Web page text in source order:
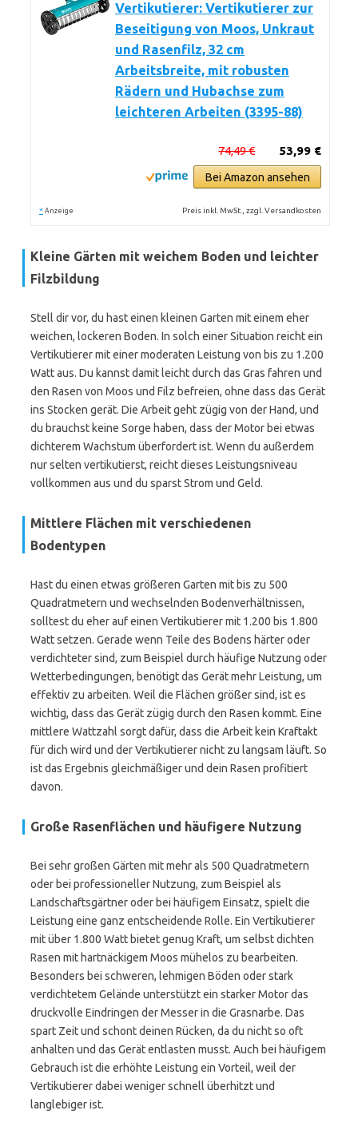
Vertikutierer: Vertikutierer zur
Beseitigung von Moos, Unkraut
und Rasenfilz, 32 cm
Arbeitsbreite, mit robusten
Rädern und Hubachse zum
leichteren Arbeiten (3395-88)
53,99 €
74,49 €
Bei Amazon ansehen
* Anzeige Preis inkl. MwSt., zzgl. Versandkosten
Kleine Gärten mit weichem Boden und leichter
Filzbildung
Stell dir vor, du hast einen kleinen Garten mit einem eher
weichen, lockeren Boden. In solch einer Situation reicht ein
Vertikutierer mit einer moderaten Leistung von bis zu 1.200
Watt aus. Du kannst damit leicht durch das Gras fahren und
den Rasen von Moos und Filz befreien, ohne dass das Gerät
ins Stocken gerät. Die Arbeit geht zügig von der Hand, und
du brauchst keine Sorge haben, dass der Motor bei etwas
dichterem Wachstum überfordert ist. Wenn du außerdem
nur selten vertikutierst, reicht dieses Leistungsniveau
vollkommen aus und du sparst Strom und Geld.
Mittlere Flächen mit verschiedenen
Bodentypen
Hast du einen etwas größeren Garten mit bis zu 500
Quadratmetern und wechselnden Bodenverhältnissen,
solltest du eher auf einen Vertikutierer mit 1.200 bis 1.800
Watt setzen. Gerade wenn Teile des Bodens härter oder
verdichteter sind, zum Beispiel durch häufige Nutzung oder
Wetterbedingungen, benötigt das Gerät mehr Leistung, um
effektiv zu arbeiten. Weil die Flächen größer sind, ist es
wichtig, dass das Gerät zügig durch den Rasen kommt. Eine
mittlere Wattzahl sorgt dafür, dass die Arbeit kein Kraftakt
für dich wird und der Vertikutierer nicht zu langsam läuft. So
ist das Ergebnis gleichmäßiger und dein Rasen profitiert
davon.
Große Rasenflächen und häufigere Nutzung
Bei sehr großen Gärten mit mehr als 500 Quadratmetern
oder bei professioneller Nutzung, zum Beispiel als
Landschaftsgärtner oder bei häufigem Einsatz, spielt die
Leistung eine ganz entscheidende Rolle. Ein Vertikutierer
mit über 1.800 Watt bietet genug Kraft, um selbst dichten
Rasen mit hartnäckigem Moos mühelos zu bearbeiten.
Besonders bei schweren, lehmigen Böden oder stark
verdichtetem Gelände unterstützt ein starker Motor das
druckvolle Eindringen der Messer in die Grasnarbe. Das
spart Zeit und schont deinen Rücken, da du nicht so oft
anhalten und das Gerät entlasten musst. Auch bei häufigem
Gebrauch ist die erhöhte Leistung ein Vorteil, weil der
Vertikutierer dabei weniger schnell überhitzt und
langlebiger ist.